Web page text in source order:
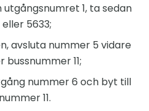
1, ta sedan
5633;
avsluta nummer 5 vidare
11;
nummer 6 och byt till
11.